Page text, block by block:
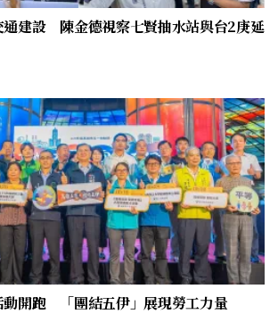
通建設 陳金德視察七賢抽水站與台2庚延
動開跑 「團結五伊」展現勞工力量